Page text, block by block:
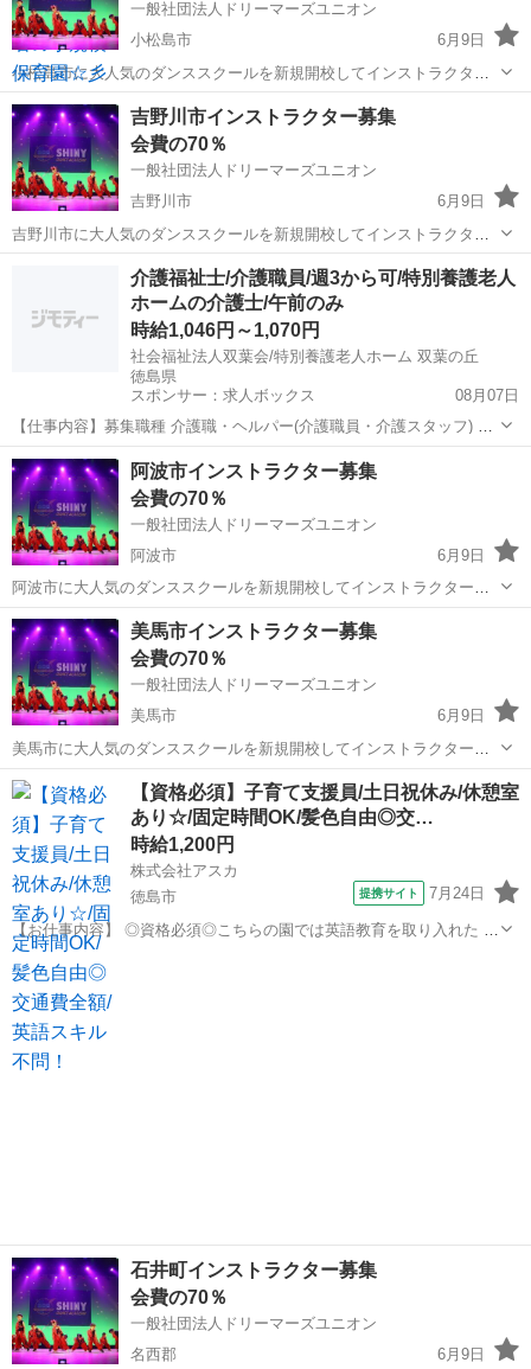
一般社団法人ドリーマーズユニオン
小松島市
6月9日
小松島市に大人気のダンススクールを新規開校してインストラクター
として働きませんか？ 加盟料などの初期費用は不要ですので安心で
す。 ダンスイントラの地位、労働環境の向上を旗印に、現在全国のダ
ンサーに向けてダンスだけで生...
徳島 小松島市 インストラクター
吉野川市インストラクター募集
会費の70％
一般社団法人ドリーマーズユニオン
吉野川市
6月9日
吉野川市に大人気のダンススクールを新規開校してインストラクター
として働きませんか？ 加盟料などの初期費用は不要ですので安心で
ンサーに向けてダンスだけで生...
吉野川市 インストラクター
介護福祉士/介護職員/週3から可/特別養護老人
ホームの介護士/午前のみ
時給1,046円～1,070円
社会福祉法人双葉会/特別養護老人ホーム 双葉の丘
徳島県
スポンサー：求人ボックス
08月07日
【仕事内容】募集職種 介護職・ヘルパー(介護職員・介護スタッフ) パ
ート・アルバイト 仕事内容 身体介護、食事介助、入浴介助、排泄介
助、生活援助、リネン交換、レク企画・運営 給与・手当 <給与> 時給
1,046〜1,070円 <基...
アルバイト・パート
阿波市インストラクター募集
会費の70％
一般社団法人ドリーマーズユニオン
阿波市
6月9日
阿波市に大人気のダンススクールを新規開校してインストラクターと
して働きませんか？ 加盟料などの初期費用は不要ですので安心です。
ダンスイントラの地位、労働環境の向上を旗印に、現在全国のダンサ
ーに向けてダンスだけで生活...
徳島 阿波市 インストラクター
美馬市インストラクター募集
会費の70％
一般社団法人ドリーマーズユニオン
美馬市
6月9日
美馬市に大人気のダンススクールを新規開校してインストラクターと
して働きませんか？ 加盟料などの初期費用は不要ですので安心です。
ダンスイントラの地位、労働環境の向上を旗印に、現在全国のダンサ
ーに向けてダンスだけで生活...
徳島 インストラクター
【資格必須】子育て支援員/土日祝休み/休憩室
あり☆/固定時間OK/髪色自由◎交…
時給1,200円
株式会社アスカ
徳島市
提携サイト 7月24日
【お仕事内容】 ◎資格必須◎こちらの園では英語教育を取り入れた 保
育を行っております◎ だからと言って ★英語スキルは一切不問です★
英語教育を導入したカリキュラムや 朝の会・帰りの会は外国人の英語
教師が 担当いたします...
徳島 徳島市
石井町インストラクター募集
会費の70％
一般社団法人ドリーマーズユニオン
名西郡
6月9日